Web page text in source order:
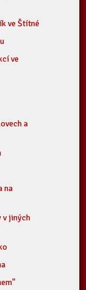
ve Štítné
ve
a
na
v jiných